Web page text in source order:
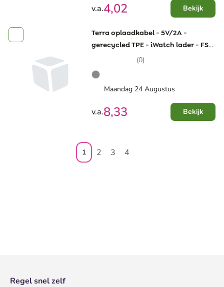
v.a.4,02 Bekijk
Terra oplaadkabel - 5V/2A -
gerecycled TPE - iWatch lader - FSC
(0)
Maandag 24 Augustus
v.a.8,33 Bekijk
1 2 3 4
Regel snel zelf